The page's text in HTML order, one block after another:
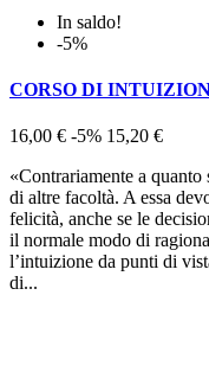
In saldo!
-5%
CORSO DI
16,00 € -5% 15,20 €
«Contrariamente a
di altre facoltà. A essa
felicità, anche se le
il normale modo di
l’intuizione da punti di
di...